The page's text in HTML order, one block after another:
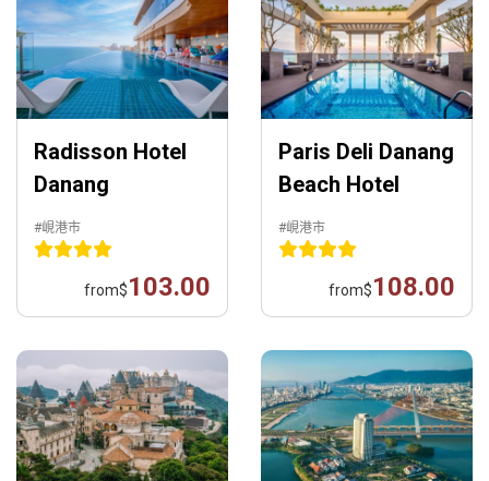
Radisson Hotel
Danang
#峴港市
from$103.00
Paris Deli Danang
Beach Hotel
#峴港市
from$108.00